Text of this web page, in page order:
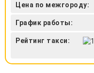
Цена по межгороду:
График работы:
Рейтинг такси: